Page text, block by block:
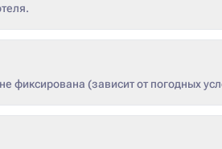
фиксирована (зависит от погодных